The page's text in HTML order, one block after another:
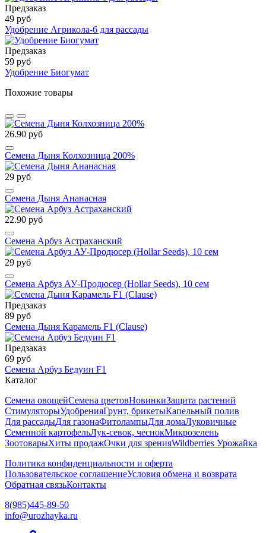
Предзаказ
49 руб
Удобрение Агрикола-6 для рассады
Предзаказ
59 руб
Удобрение Биогумат
Похожие товары
26.90 руб
Семена Дыня Колхозница 200%
29 руб
Семена Дыня Ананасная
22.90 руб
Семена Арбуз Астраханский
29 руб
Семена Арбуз АУ-Продюсер (Hollar Seeds), 10 сем
Предзаказ
89 руб
Семена Дыня Карамель F1 (Clause)
Предзаказ
69 руб
Семена Арбуз Бедуин F1
Каталог
Семена овощейСемена цветовНовинкиЗащита растений
СтимуляторыУдобренияГрунт, брикетыКапельный полив
Для рассадыДля газонаФитолампыДля домаЛуковичные
Семенной картофельЛук-севок, чеснокМикрозелень
ЗоотоварыХиты продажОчки для зренияWildberries Урожайка
Политика конфиденциальности и оферта
Пользовательское соглашениеУсловия обмена и возврата
Обратная связьКонтакты
8(985)445-89-50
info@urozhayka.ru